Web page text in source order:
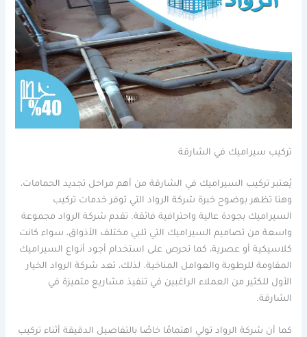
تركيب سيراميك في الشارقة
يُعتبر تركيب السيراميك في الشارقة من أهم مراحل تجديد الحمامات،
وهنا تظهر بوضوح خبرة شركة الرواد التي توفر خدمات تركيب
السيراميك بجودة عالية واحترافية فائقة. تقدم شركة الرواد مجموعة
واسعة من تصاميم السيراميك التي تلبي مختلف الأذواق، سواء كانت
كلاسيكية أو عصرية، كما تحرص على استخدام أجود أنواع السيراميك
المقاومة للرطوبة والعوامل المناخية. لذلك، تعد شركة الرواد الخيار
الأول للكثير من العملاء الراغبين في تنفيذ مشاريع متميزة في
الشارقة.
كما أن شركة الرواد تولي اهتمامًا خاصًا بالتفاصيل الدقيقة أثناء تركيب